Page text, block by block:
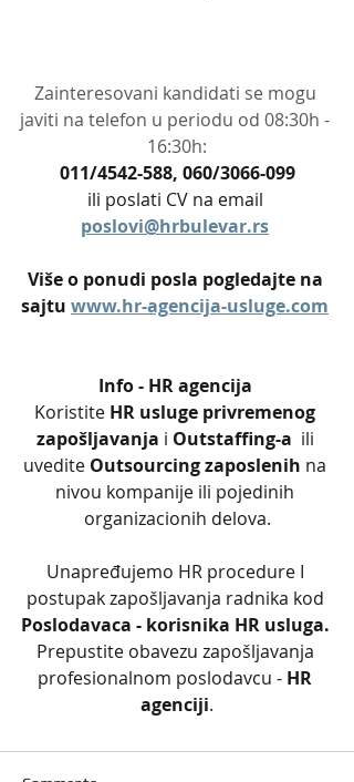
Zainteresovani kandidati se mogu
javiti na telefon u periodu od 08:30h -
16:30h:
011/4542-588, 060/3066-099
ili poslati CV na email
poslovi@hrbulevar.rs
Više o ponudi posla pogledajte na
sajtu www.hr-agencija-usluge.com
Info - HR agencija
Koristite HR usluge privremenog
zapošljavanja i Outstaffing-a ili
uvedite Outsourcing zaposlenih na
nivou kompanije ili pojedinih
organizacionih delova.
Unapređujemo HR procedure I
postupak zapošljavanja radnika kod
Poslodavaca - korisnika HR usluga.
Prepustite obavezu zapošljavanja
profesionalnom poslodavcu - HR
agenciji.